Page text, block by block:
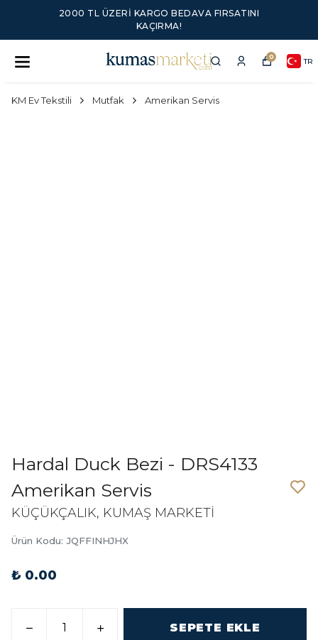
2000 TL ÜZERI KARGO BEDAVA FIRSATINI
KAÇIRMA!
0 TR
KM Ev Tekstili Mutfak Amerikan Servis
Hardal Duck Bezi - DRS4133
Amerikan Servis
KÜÇÜKÇALIK, KUMAŞ MARKETİ
Ürün Kodu: JQFFINHJHX
₺ 0.00
SEPETE EKLE